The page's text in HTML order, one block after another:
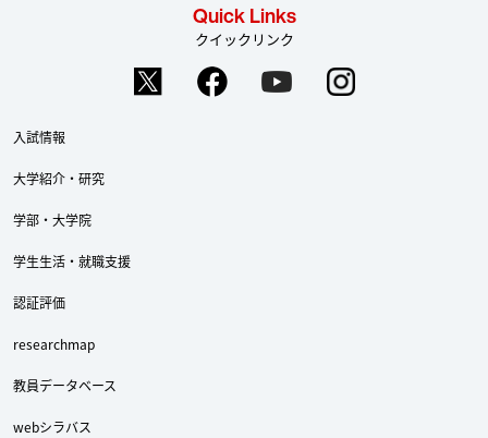
Quick Links
クイックリンク
入試情報
大学紹介・研究
学部・大学院
学生生活・就職支援
認証評価
researchmap
教員データベース
webシラバス